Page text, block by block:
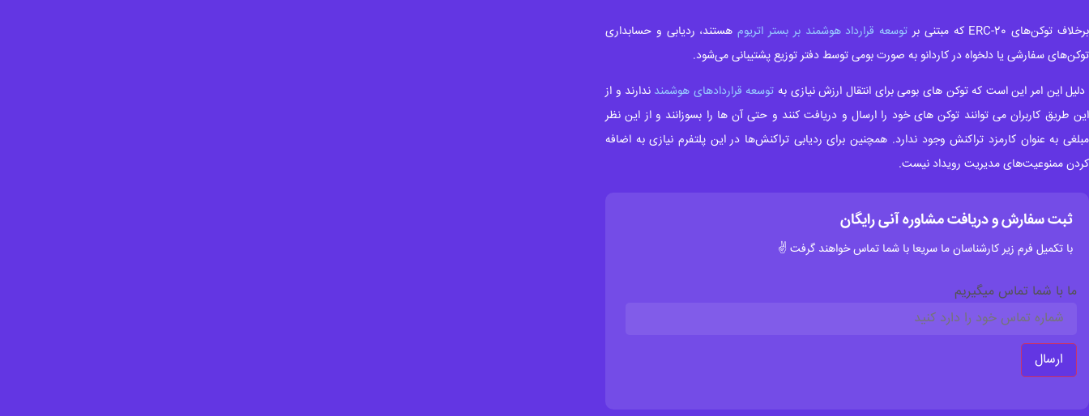
برخلاف توکن‌های ERC-20 که مبتنی بر توسعه قرارداد هوشمند بر بستر اتریومهستند، ردیابی و حسابداری
توکن‌های سفارشی یا دلخواه در کاردانو به صورت بومی توسط دفتر توزیع پشتیبانی می‌شود.
دلیل این امر این است که توکن های بومی برای انتقال ارزش نیازی به توسعه قراردادهای هوشمند ندارند و از
این طریق کاربران می توانند توکن های خود را ارسال و دریافت کنند و حتی آن ها را بسوزانند و از این نظر
مبلغی به عنوان کارمزد تراکنش وجود ندارد. همچنین برای ردیابی تراکنش‌ها در این پلتفرم نیازی به اضافه
کردن ممنوعیت‌های مدیریت رویداد نیست.
ثبت سفارش و دریافت مشاوره آنی رایگان
با تکمیل فرم زیر کارشناسان ما سریعا با شما تماس خواهند گرفت ✌
ما با شما تماس میگیریم
ارسال